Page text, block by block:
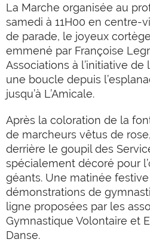
La Marche organisée au
samedi à 11H00 en centre-
de parade, le joyeux
emmené par Françoise
Associations à l’initiative de
une boucle depuis
jusqu’à L’Amicale.
Après la coloration de la
de marcheurs vêtus de
derrière le goupil des
spécialement décoré pour
géants. Une matinée
démonstrations de
ligne proposées par les
Gymnastique Volontaire et
Danse.